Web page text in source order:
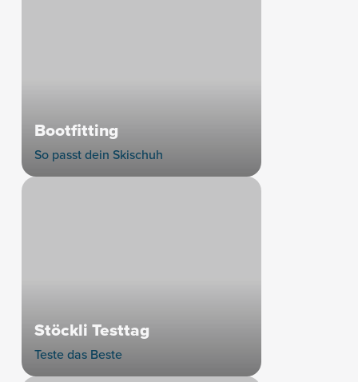
Bootfitting
So passt dein Skischuh
Stöckli Testtag
Teste das Beste